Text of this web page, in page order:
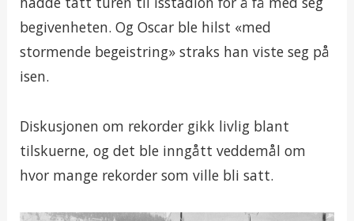
begivenheten. Og Oscar ble hilst «med
stormende begeistring» straks han viste seg på
isen.
Diskusjonen om rekorder gikk livlig blant
tilskuerne, og det ble inngått veddemål om
hvor mange rekorder som ville bli satt.